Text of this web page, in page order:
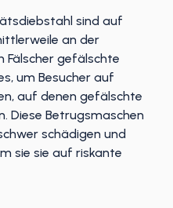
sind auf
an der
Fälscher gefälschte
um Besucher auf
auf denen gefälschte
Diese Betrugsmaschen
schädigen und
sie sie auf riskante